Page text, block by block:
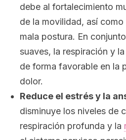
debe al fortalecimiento
de la movilidad, así
mala postura. En
suaves, la respiración y
de forma favorable en la
dolor.
Reduce el estrés y la
disminuye los niveles de
respiración profunda y la